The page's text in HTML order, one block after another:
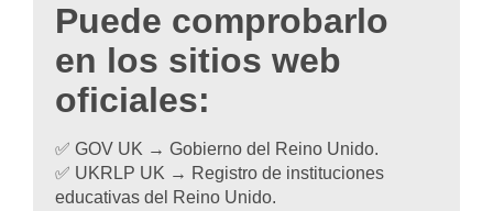
Puede comprobarlo
en los sitios web
oficiales:
✅ GOV UK → Gobierno del Reino Unido.
✅ UKRLP UK → Registro de instituciones
educativas del Reino Unido.